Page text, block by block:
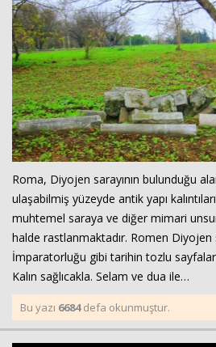
Roma, Diyojen sarayının bulunduğu
ulaşabilmiş yüzeyde antik yapı
muhtemel saraya ve diğer mimari
halde rastlanmaktadır. Romen Diyojen
İmparatorluğu gibi tarihin tozlu
Kalın sağlıcakla. Selam ve dua ile…
Bu yazı 6684defa okunmuştur.